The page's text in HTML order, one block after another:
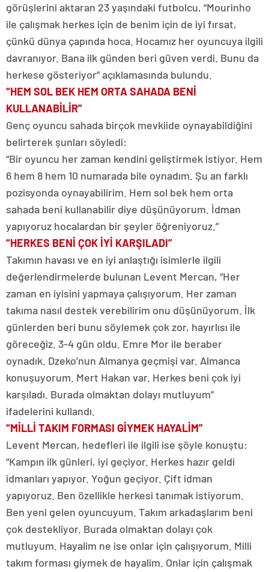
görüşlerini aktaran 23 yaşındaki futbolcu, “Mourinho
ile çalışmak herkes için de benim için de iyi fırsat,
çünkü dünya çapında hoca. Hocamız her oyuncuya ilgili
davranıyor. Bana ilk günden beri güven verdi. Bunu da
herkese gösteriyor” açıklamasında bulundu.
“HEM SOL BEK HEM ORTA SAHADA BENİ
KULLANABİLİR”
Genç oyuncu sahada birçok mevkiide oynayabildiğini
belirterek şunları söyledi:
“Bir oyuncu her zaman kendini geliştirmek istiyor. Hem
6 hem 8 hem 10 numarada bile oynadım. Şu an farklı
pozisyonda oynayabilirim. Hem sol bek hem orta
sahada beni kullanabilir diye düşünüyorum. İdman
yapıyoruz hocalardan bir şeyler öğreniyoruz.”
“HERKES BENİ ÇOK İYİ KARŞILADI”
Takımın havası ve en iyi anlaştığı isimlerle ilgili
değerlendirmelerde bulunan Levent Mercan, “Her
zaman en iyisini yapmaya çalışıyorum. Her zaman
takıma nasıl destek verebilirim onu düşünüyorum. İlk
günlerden beri bunu söylemek çok zor, hayırlısı ile
göreceğiz. 3-4 gün oldu. Emre Mor ile beraber
oynadık. Dzeko’nun Almanya geçmişi var. Almanca
konuşuyorum. Mert Hakan var. Herkes beni çok iyi
karşıladı. Burada olmaktan dolayı mutluyum”
ifadelerini kullandı.
“MİLLİ TAKIM FORMASI GİYMEK HAYALİM”
Levent Mercan, hedefleri ile ilgili ise şöyle konuştu:
“Kampın ilk günleri, iyi geçiyor. Herkes hazır geldi
idmanları yapıyor. Yoğun geçiyor. Çift idman
yapıyoruz. Ben özellikle herkesi tanımak istiyorum.
Ben yeni gelen oyuncuyum. Takım arkadaşlarım beni
çok destekliyor. Burada olmaktan dolayı çok
mutluyum. Hayalim ne ise onlar için çalışıyorum. Milli
takım forması giymek de hayalim. Onlar için çalışmak